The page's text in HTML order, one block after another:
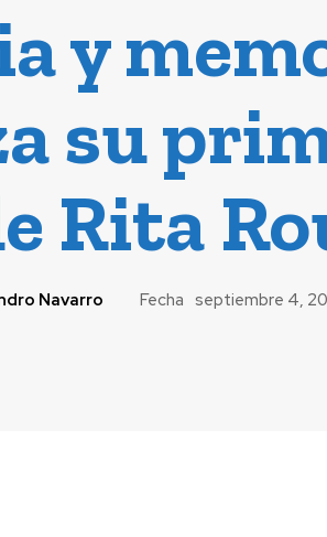
y
su
Rita
Navarro Fecha septiembre 4,